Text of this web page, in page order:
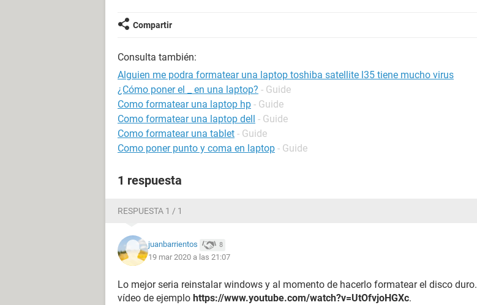
Compartir
Consulta también:
Alguien me podra formatear una laptop toshiba satellite l35 tiene mucho virus
¿Cómo poner el _ en una laptop? - Guide
Como formatear una laptop hp - Guide
Como formatear una laptop dell - Guide
Como formatear una tablet - Guide
Como poner punto y coma en laptop - Guide
1 respuesta
RESPUESTA 1 / 1
juanbarrientos 8
19 mar 2020 a las 21:07
Lo mejor seria reinstalar windows y al momento de hacerlo formatear el disco duro.
vídeo de ejemplo https://www.youtube.com/watch?v=UtOfvjoHGXc.